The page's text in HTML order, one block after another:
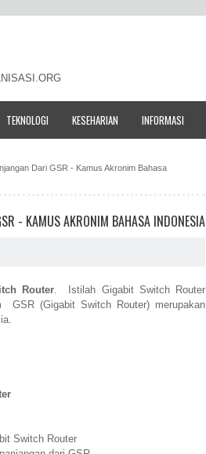
TEKNOLOGI KESEHARIAN INFORMASI
Dari GSR - Kamus Akronim Bahasa
- KAMUS AKRONIM BAHASA INDONESIA
Router. Istilah Gigabit Switch Router
GSR (Gigabit Switch Router) merupakan
Switch Router